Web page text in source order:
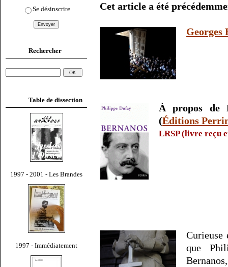
Se désinscrire
Rechercher
Table de dissection
1997 - 2001 - Les Brandes
1997 - Immédiatement
Cet article a été
Georges
À propos de
(Éditions
LRSP (livre reçu
Curieuse
que